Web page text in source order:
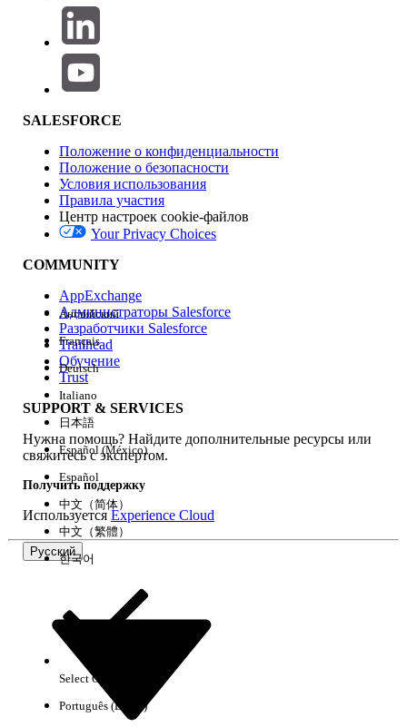
Влияние на функции
Версия
Возможности
Очистить все Готово
Результаты отсутствуют
SALESFORCE
Положение о конфиденциальности
Положение о безопасности
Условия использования
Правила участия
Центр настроек cookie-файлов
Your Privacy Choices
COMMUNITY
AppExchange
Администраторы Salesforce
Разработчики Salesforce
Trailhead
Обучение
Trust
SUPPORT & SERVICES
Нужна помощь? Найдите дополнительные ресурсы или
свяжитесь с экспертом.
Получить поддержку
ИспользуетсяExperience Cloud
Русский
Английский
Français
Deutsch
Italiano
日本語
Español (México)
Español
中文（简体）
中文（繁體）
한국어
Select Org
Português (Brasil)